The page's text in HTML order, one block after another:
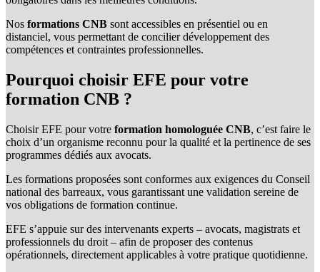
Nos formations CNB sont accessibles en présentiel ou en
distanciel, vous permettant de concilier développement des
compétences et contraintes professionnelles.
Pourquoi choisir EFE pour votre
formation CNB ?
ChoisirEFE pour votre formation homologuée CNB, c’est faire le
choix d’un organisme reconnu pour la qualité et la pertinence de ses
programmes dédiés aux avocats.
Les formations proposées sont conformes aux exigences du Conseil
national des barreaux, vous garantissant une validation sereine de
vos obligations de formation continue.
EFE s’appuie sur des intervenants experts – avocats, magistrats et
professionnels du droit – afin de proposer des contenus
opérationnels, directement applicables à votre pratique quotidienne.